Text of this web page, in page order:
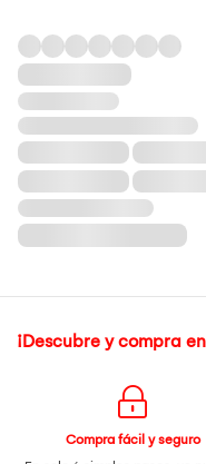
¡Descubre y compra
Compra fácil y seguro